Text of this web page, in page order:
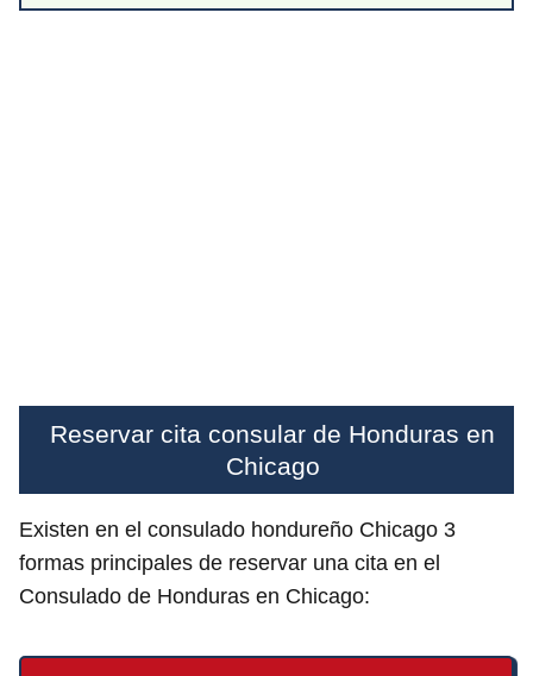
Reservar cita consular de Honduras en
Chicago
Existen en el consulado hondureño Chicago 3
formas principales de reservar una cita en el
Consulado de Honduras en Chicago: